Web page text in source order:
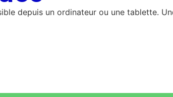
depuis un ordinateur ou une tablette.